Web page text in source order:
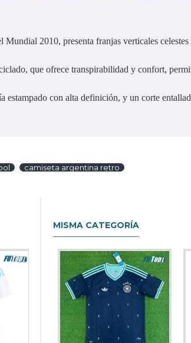
Mundial 2010, presenta franjas verticales
que ofrece transpirabilidad y confort,
con alta definición, y un corte
camiseta argentina retro
MISMA CATEGORÍA